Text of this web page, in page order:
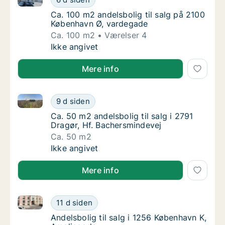
Ca. 100 m2 andelsbolig til salg på 2100
Ca. 100 m2 andelsbolig til salg på 2100
København Ø, vardegade
Ca. 100 m2
Værelser 4
Ca. 100 m2 andelsbolig til salg på 2100
Ikke angivet
Mere info
Ca. 50 m2 andelsbolig til salg i 2791
9 d siden
Ca. 50 m2 andelsbolig til salg i 2791 Dragør, Hf.
Ca. 50 m2 andelsbolig til salg i 2791
Ca. 50 m2 andelsbolig til salg i 2791
Dragør, Hf. Bachersmindevej
Ca. 50 m2
Ca. 50 m2 andelsbolig til salg i 2791
Ikke angivet
Mere info
Andelsbolig til salg i 1256 København K,
11 d siden
Andelsbolig til salg i 1256 København K, Amaliegade
Andelsbolig til salg i 1256 København K,
Andelsbolig til salg i 1256 København K,